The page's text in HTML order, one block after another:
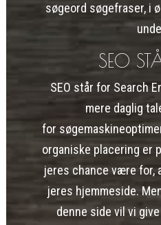
søgeord søgefraser, i
SEO
SEO står for Search
mere daglig
for
organiske placering er
jeres chance være for,
jeres hjemmeside.
denne side vil vi